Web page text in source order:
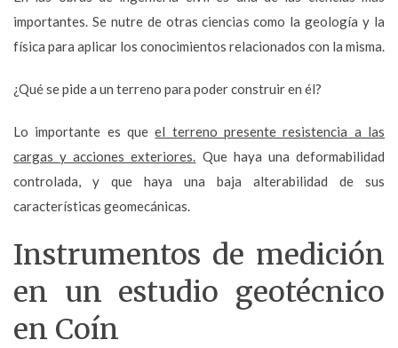
importantes. Se nutre de otras ciencias como la geología y la
física para aplicar los conocimientos relacionados con la misma.
¿Qué se pide a un terreno para poder construir en él?
Lo importante es queel terreno presente resistencia a las
cargas y acciones exteriores. Que haya una deformabilidad
controlada, y que haya una baja alterabilidad de sus
características geomecánicas.
Instrumentos de medición
en un estudio geotécnico
en Coín